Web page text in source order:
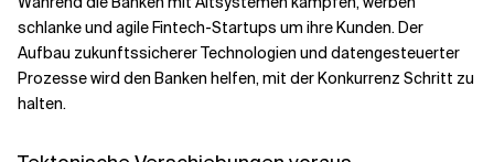
schlanke und agile Fintech-Startups um ihre Kunden. Der
Aufbau zukunftssicherer Technologien und datengesteuerter
Prozesse wird den Banken helfen, mit der Konkurrenz Schritt zu
halten.